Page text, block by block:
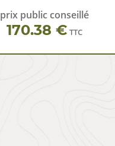
prix public conseillé
170.38 € TTC